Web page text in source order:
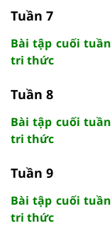
Tuần 7
Bài tập cuối
tri thức
Tuần 8
Bài tập cuối
tri thức
Tuần 9
Bài tập cuối
tri thức